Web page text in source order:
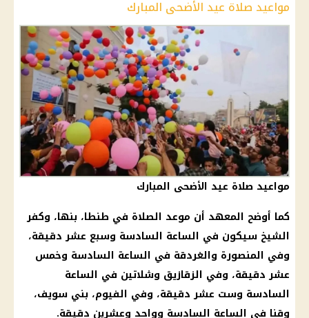
مواعيد صلاة عيد الأضحى المبارك
مواعيد صلاة عيد الأضحى المبارك
كما أوضح المعهد أن موعد الصلاة في طنطا، بنها، وكفر
الشيخ سيكون في الساعة السادسة وسبع عشر دقيقة،
وفي المنصورة والغردقة في الساعة السادسة وخمس
عشر دقيقة، وفي الزقازيق وشلاتين في الساعة
السادسة وست عشر دقيقة، وفي الفيوم، بني سويف،
وقنا في الساعة السادسة وواحد وعشرين دقيقة.